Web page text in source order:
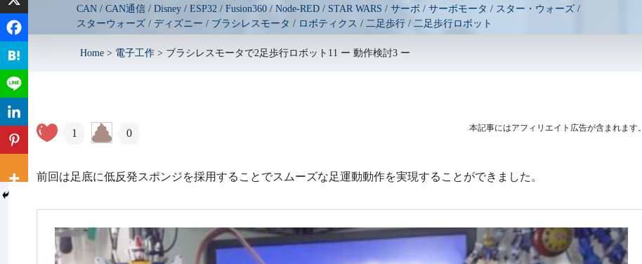
CAN/ CAN通信/ Disney/ ESP32 / Fusion360/ Node-RED/ STAR WARS / サーボ / サーボモータ / スター・ウォーズ/
スターウォーズ/ ディズニー / ブラシレスモータ / ロボティクス / 二足歩行/ 二足歩行ロボット
Home > 電子工作 > ブラシレスモータで2足歩行ロボット11 ー 動作検討3 ー
本記事にはアフィリエイト広告が含まれます。
1 0
前回は足底に低反発スポンジを採用することでスムーズな足運動動作を実現することができました。